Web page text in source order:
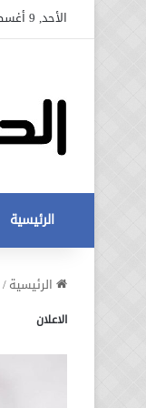
الأحد, 9 أغسطس 2026
الرئيسية
الرئيسية/
الاعلان